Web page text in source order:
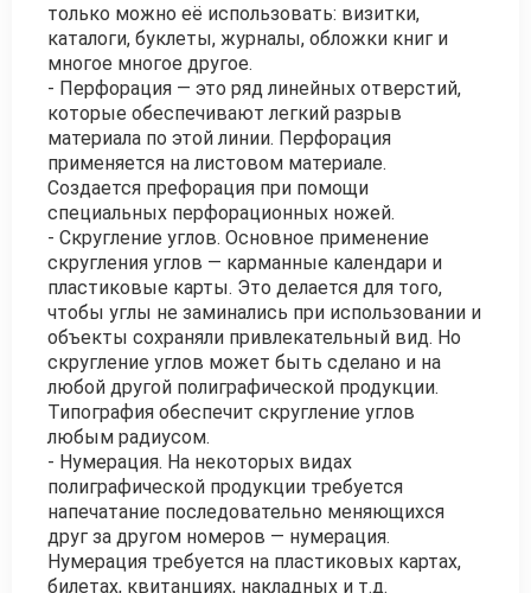
только можно её использовать: визитки,
каталоги, буклеты, журналы, обложки книг и
многое многое другое.
- Перфорация — это ряд линейных отверстий,
которые обеспечивают легкий разрыв
материала по этой линии. Перфорация
применяется на листовом материале.
Создается префорация при помощи
специальных перфорационных ножей.
- Скругление углов. Основное применение
скругления углов — карманные календари и
пластиковые карты. Это делается для того,
чтобы углы не заминались при использовании и
объекты сохраняли привлекательный вид. Но
скругление углов может быть сделано и на
любой другой полиграфической продукции.
Типография обеспечит скругление углов
любым радиусом.
- Нумерация. На некоторых видах
полиграфической продукции требуется
напечатание последовательно меняющихся
друг за другом номеров — нумерация.
Нумерация требуется на пластиковых картах,
билетах, квитанциях, накладных и т.д.